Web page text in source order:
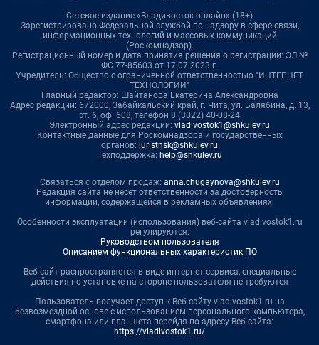
Сетевое издание «Владивосток онлайн» (18+)
Зарегистрировано Федеральной службой по надзору в сфере связи,
информационных технологий и массовых коммуникаций
(Роскомнадзор).
Регистрационный номер и дата принятия решения о регистрации: ЭЛ №
ФС 77-85603 от 17.07.2023 г.
Учредитель: Общество с ограниченной ответственностью "ИНТЕРНЕТ
ТЕХНОЛОГИИ"
Главный редактор: Шайтанова Екатерина Александровна
Адрес редакции: 672000, Забайкальский край, г. Чита, ул. Балябина, д. 13,
эт. 6, оф. 608, телефон 8 (3022) 40-08-24
Электронный адрес редакции: vladivostok1@shkulev.ru
Контактные данные для Роскомнадзора и государственных
органов: juristnsk@shkulev.ru
Техподдержка: help@shkulev.ru
Связаться с отделом продаж: anna.chugaynova@shkulev.ru
Редакция сайта не несет ответственности за достоверность
информации, содержащейся в рекламных объявлениях.
Особенности эксплуатации (использования) веб-сайта vladivostok1.ru
регулируются:
Руководством пользователя
Описанием функциональных характеристик ПО
Веб-сайт распространяется в виде интернет-сервиса, специальные
действия по установке на стороне пользователя не требуются
Пользователь получает доступ к Веб-сайту vladivostok1.ru на
безвозмездной основе с использованием персонального компьютера,
смартфона или планшета перейдя по адресу Веб-сайта:
https://vladivostok1.ru/